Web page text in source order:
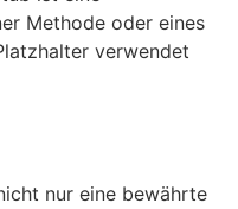
Methode oder eines
verwendet
nur eine bewährte